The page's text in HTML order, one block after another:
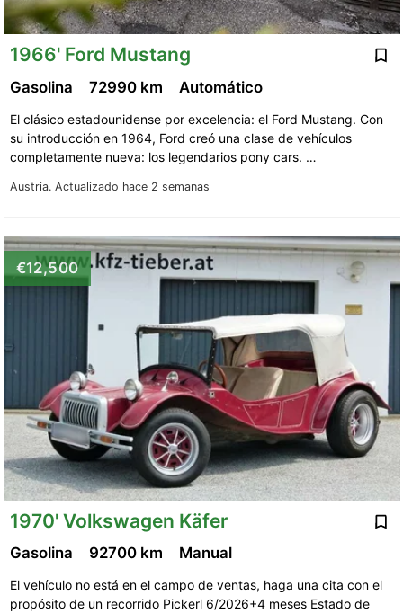
1966' Ford Mustang
Austria. Actualizado hace 2 semanas
Gasolina 72990 km Automático
El clásico estadounidense por excelencia: el Ford Mustang. Con
su introducción en 1964, Ford creó una clase de vehículos
completamente nueva: los legendarios pony cars. …
€12,500
1970' Volkswagen Käfer
Gasolina 92700 km Manual
El vehículo no está en el campo de ventas, haga una cita con el
propósito de un recorrido Pickerl 6/2026+4 meses Estado de